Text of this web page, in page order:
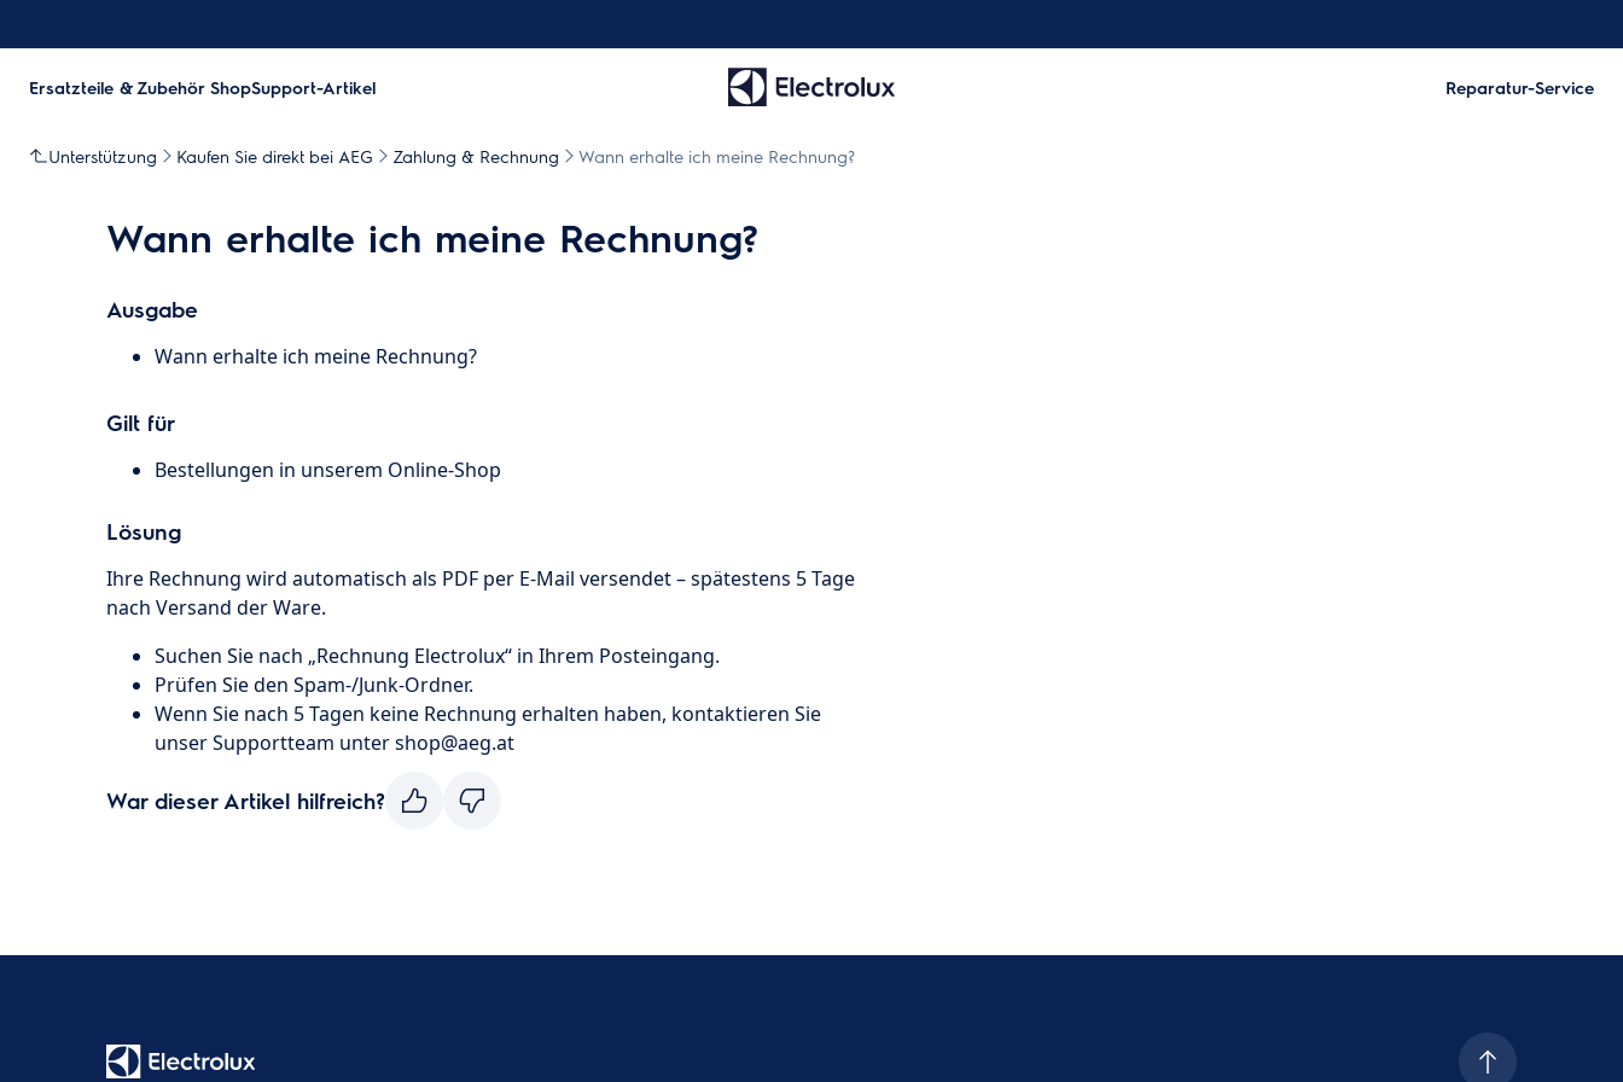
Ersatzteile & Zubehör ShopSupport-Artikel Reparatur-Service
Unterstützung Kaufen Sie direkt bei AEG Zahlung & Rechnung Wann erhalte ich meine Rechnung?
Wann erhalte ich meine Rechnung?
Ausgabe
Wann erhalte ich meine Rechnung?
Gilt für
Bestellungen in unserem Online-Shop
Lösung
Ihre Rechnung wird automatisch als PDF per E-Mail versendet – spätestens 5 Tage
nach Versand der Ware.
Suchen Sie nach „Rechnung Electrolux“ in Ihrem Posteingang.
Prüfen Sie den Spam-/Junk-Ordner.
Wenn Sie nach 5 Tagen keine Rechnung erhalten haben, kontaktieren Sie
unser Supportteam unter shop@aeg.at
War dieser Artikel hilfreich?